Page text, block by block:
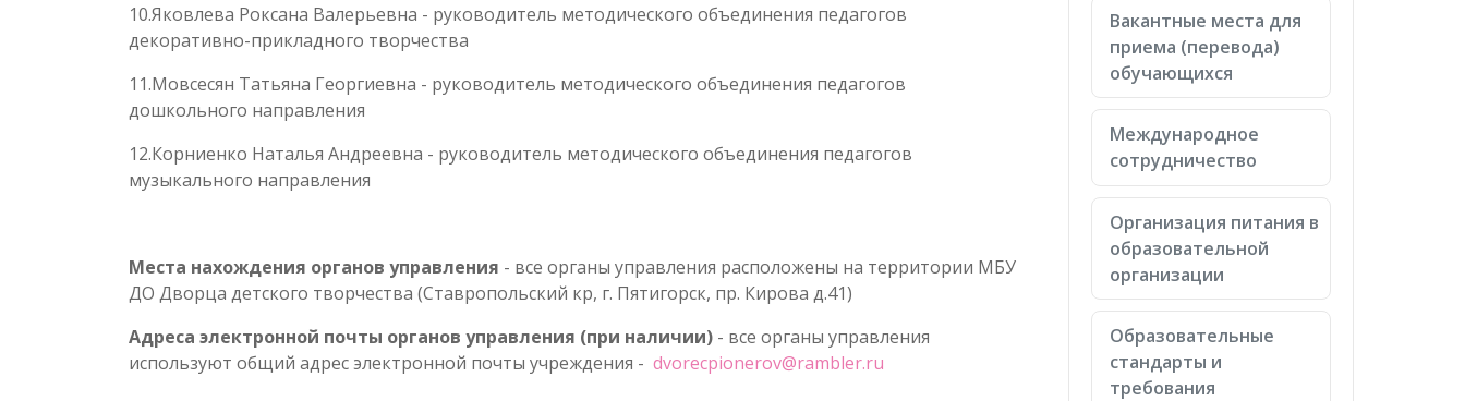
10.Яковлева Роксана Валерьевна - руководитель методического объединения педагогов
декоративно-прикладного творчества
11.Мовсесян Татьяна Георгиевна - руководитель методического объединения педагогов
дошкольного направления
12.Корниенко Наталья Андреевна - руководитель методического объединения педагогов
музыкального направления
Места нахождения органов управления - все органы управления расположены на территории МБУ
ДО Дворца детского творчества (Ставропольский кр, г. Пятигорск, пр. Кирова д.41)
Адреса электронной почты органов управления (при наличии) - все органы управления
используют общий адрес электронной почты учреждения - dvorecpionerov@rambler.ru
Вакантные места для
приема (перевода)
обучающихся
Международное
сотрудничество
Организация питания в
образовательной
организации
Образовательные
стандарты и
требования